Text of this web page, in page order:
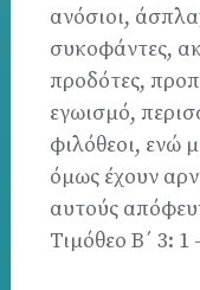
ανόσιοι,
συκοφάντες,
προδότες,
εγωισμό,
φιλόθεοι, ενώ
όμως έχουν
αυτούς
Τιμόθεο Β΄ 3: 1